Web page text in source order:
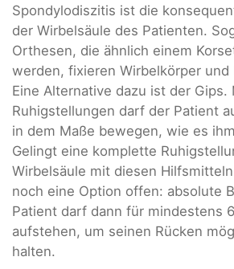
Spondylodiszitis ist die
der Wirbelsäule des Patienten.
Orthesen, die ähnlich einem
werden, fixieren Wirbelkörper und
Eine Alternative dazu ist der Gips.
Ruhigstellungen darf der Patient
in dem Maße bewegen, wie es
Gelingt eine komplette
Wirbelsäule mit diesen
noch eine Option offen: absolute
Patient darf dann für mindestens
aufstehen, um seinen Rücken
halten.